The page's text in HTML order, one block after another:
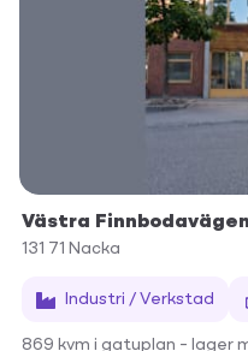
Västra Finnbodavägen
131 71 Nacka
Industri / Verkstad
869 kvm i gatuplan – lager